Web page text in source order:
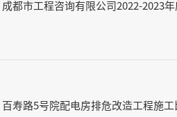
成都市工程咨询有限公司2022-2023
百寿路5号院配电房排危改造工程施工